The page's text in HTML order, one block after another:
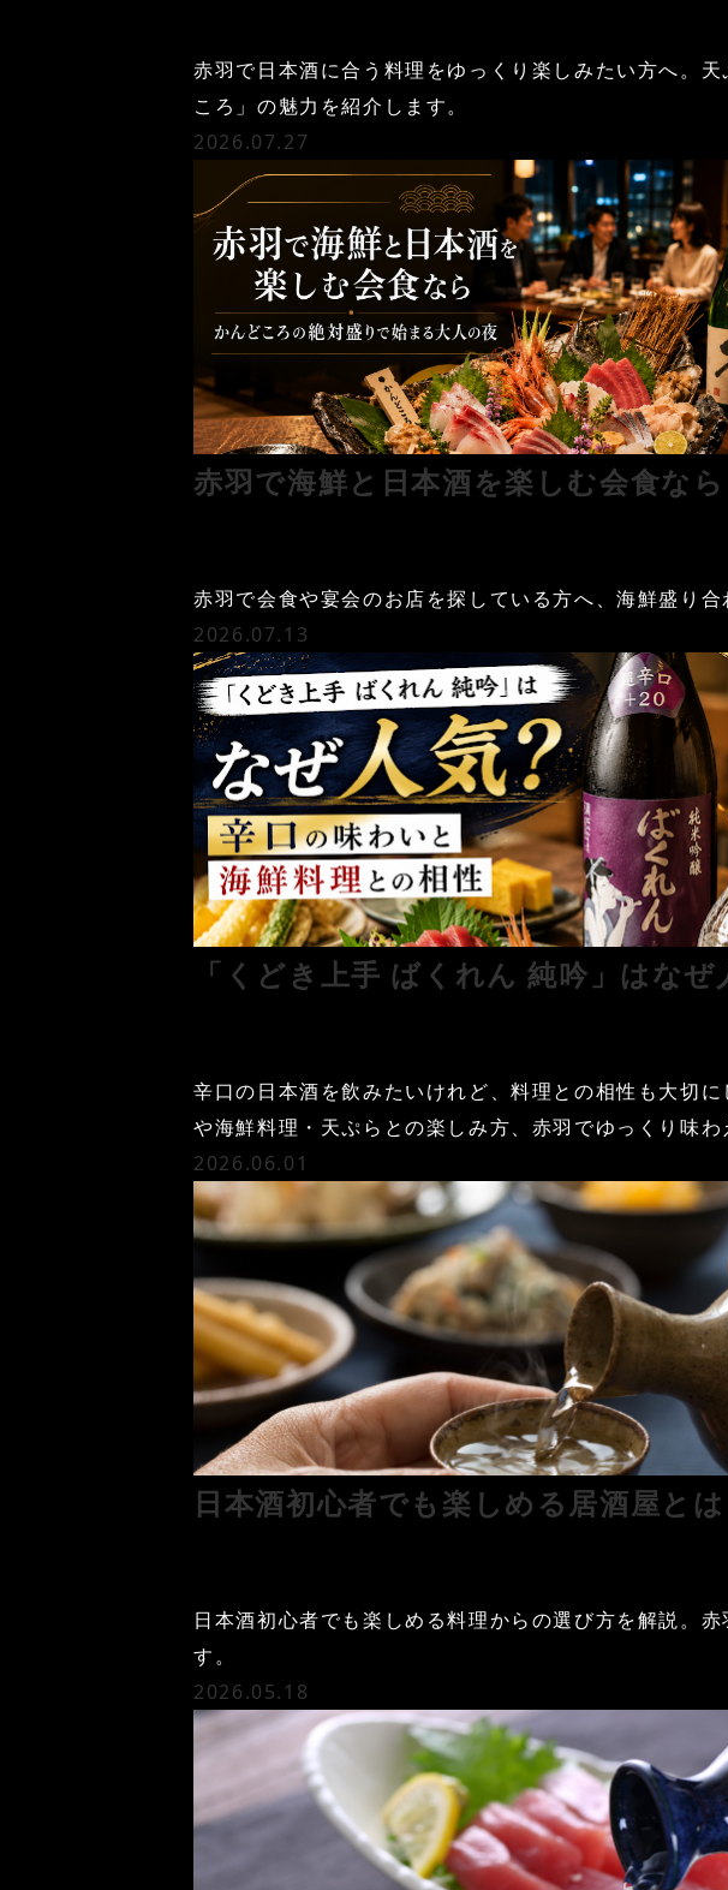
赤羽で日本酒に合う料理をゆっくり楽しみたい方へ。
ころ」の魅力を紹介します。
2026.07.27
赤羽で海鮮と日本酒を楽しむ会食な
赤羽で会食や宴会のお店を探している方へ、海鮮盛り
2026.07.13
「くどき上手 ばくれん 純吟」はな
辛口の日本酒を飲みたいけれど、料理との相性も大切
や海鮮料理・天ぷらとの楽しみ方、赤羽でゆっくり味わ
2026.06.01
日本酒初心者でも楽しめる居酒屋と
日本酒初心者でも楽しめる料理からの選び方を解説。
す。
2026.05.18